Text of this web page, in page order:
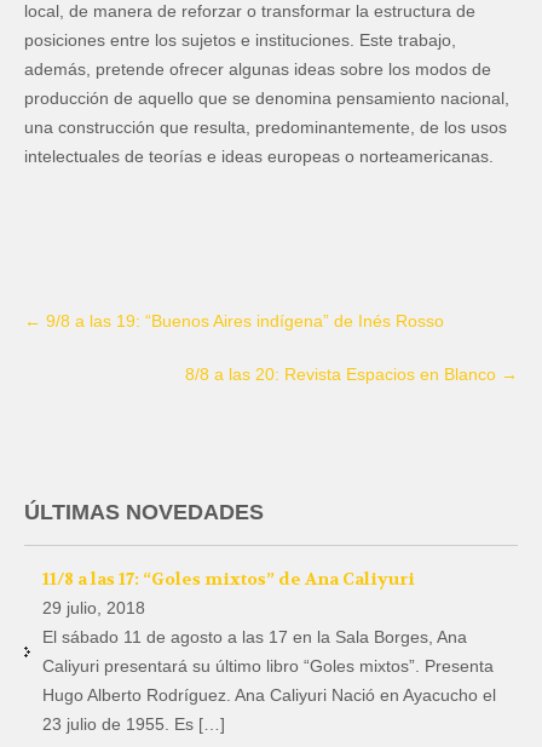
local, de manera de reforzar o transformar la estructura de
posiciones entre los sujetos e instituciones. Este trabajo,
además, pretende ofrecer algunas ideas sobre los modos de
producción de aquello que se denomina pensamiento nacional,
una construcción que resulta, predominantemente, de los usos
intelectuales de teorías e ideas europeas o norteamericanas.
← 9/8 a las 19: “Buenos Aires indígena” de Inés Rosso
8/8 a las 20: Revista Espacios en Blanco →
ÚLTIMAS NOVEDADES
11/8 a las 17: “Goles mixtos” de Ana Caliyuri
29 julio, 2018
El sábado 11 de agosto a las 17 en la Sala Borges, Ana
Caliyuri presentará su último libro “Goles mixtos”. Presenta
Hugo Alberto Rodríguez. Ana Caliyuri Nació en Ayacucho el
23 julio de 1955. Es […]